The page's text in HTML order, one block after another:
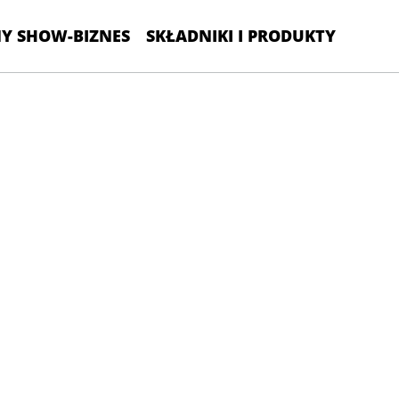
SHOW-BIZNES SKŁADNIKI I PRODUKTY